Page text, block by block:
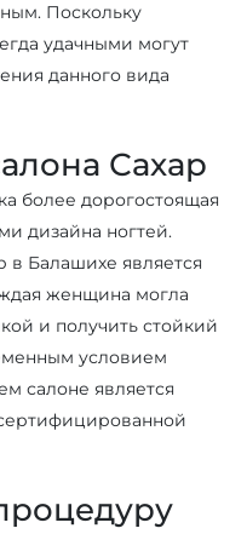
Поскольку
удачными могут
данного вида
Сахар
более дорогостоящая
дизайна ногтей.
в Балашихе является
женщина могла
и получить стойкий
условием
салоне является